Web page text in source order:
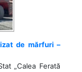
de mărfuri –
„Calea Ferată